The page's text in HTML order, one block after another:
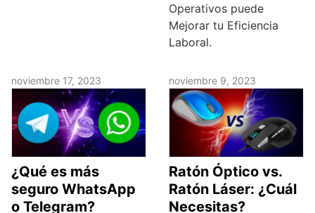
Operativos puede
Mejorar tu Eficiencia
Laboral.
noviembre 17, 2023
¿Qué es más
seguro WhatsApp
o Telegram?
noviembre 9, 2023
Ratón Óptico vs.
Ratón Láser: ¿Cuál
Necesitas?